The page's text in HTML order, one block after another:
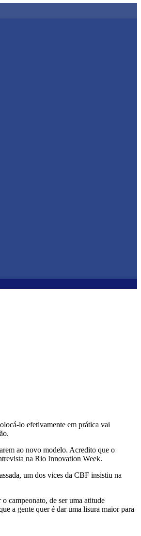
lo efetivamente em prática vai
ao novo modelo. Acredito que o
na Rio Innovation Week.
um dos vices da CBF insistiu na
campeonato, de ser uma atitude
a gente quer é dar uma lisura maior para